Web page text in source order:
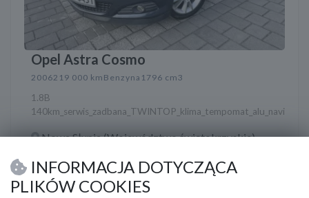
Opel Astra Cosmo
2006219 000 km Benzyna 1796 cm3
1.8B
140km_serwis_zadbana_TWINTOP_klima_tempomat_alu_navi
Nowa Słupia (Województwo świętokrzyskie)
13 900
INFORMACJA DOTYCZĄCA
PLIKÓW COOKIES